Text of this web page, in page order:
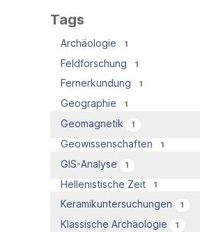
Tags
Archäologie 1
Feldforschung 1
Fernerkundung 1
Geographie 1
Geomagnetik 1
Geowissenschaften 1
GIS-Analyse 1
Hellenistische Zeit 1
Keramikuntersuchungen 1
Klassische Archäologie 1